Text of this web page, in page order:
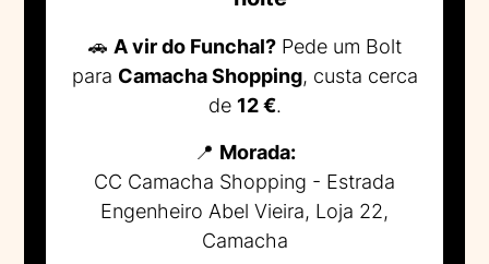
🚗 A vir do Funchal?Pede um Bolt
para Camacha Shopping, custa cerca
de 12 €.
📍 Morada:
CC Camacha Shopping - Estrada
Engenheiro Abel Vieira, Loja 22,
Camacha